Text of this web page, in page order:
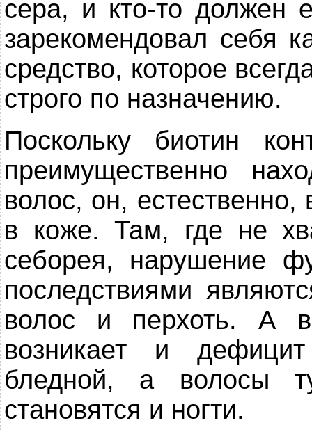
сера, и кто-то должен
зарекомендовал себя
средство, которое
строго по назначению.
Поскольку биотин
преимущественно
волос, он,
в коже. Там, где не
себорея, нарушение
последствиями
волос и перхоть. А
возникает и
бледной, а волосы
становятся и ногти.